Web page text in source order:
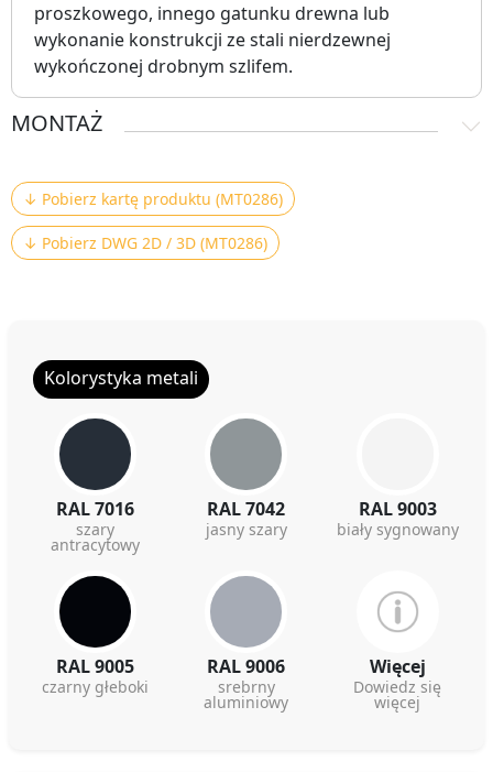
proszkowego, innego gatunku drewna lub
wykonanie konstrukcji ze stali nierdzewnej
wykończonej drobnym szlifem.
MONTAŻ
↓ Pobierz kartę produktu (MT0286)
↓ Pobierz DWG 2D / 3D (MT0286)
Kolorystyka metali
RAL 7016
szary
antracytowy
RAL 7042
jasny szary
RAL 9003
biały sygnowany
RAL 9005
czarny głeboki
RAL 9006
srebrny
aluminiowy
Więcej
Dowiedz się
więcej